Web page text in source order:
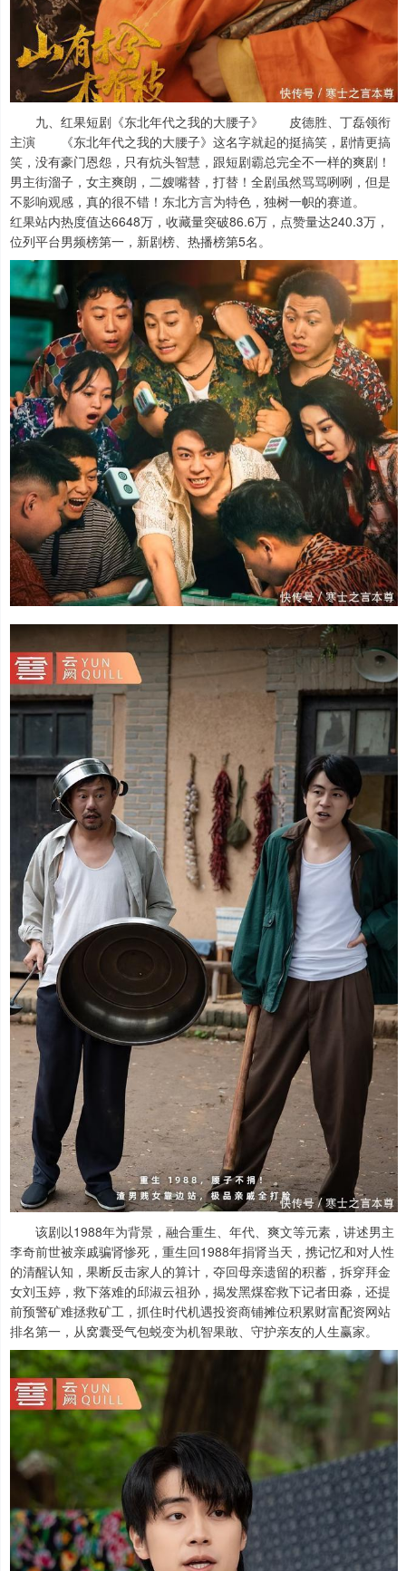
九、红果短剧《东北年代之我的大腰子》 皮德胜、丁磊领衔
主演 《东北年代之我的大腰子》这名字就起的挺搞笑，剧情更搞
笑，没有豪门恩怨，只有炕头智慧，跟短剧霸总完全不一样的爽剧！
男主街溜子，女主爽朗，二嫂嘴替，打替！全剧虽然骂骂咧咧，但是
不影响观感，真的很不错！东北方言为特色，独树一帜的赛道。
红果站内热度值达6648万，收藏量突破86.6万，点赞量达240.3万，
位列平台男频榜第一，新剧榜、热播榜第5名。
该剧以1988年为背景，融合重生、年代、爽文等元素，讲述男主
李奇前世被亲戚骗肾惨死，重生回1988年捐肾当天，携记忆和对人性
的清醒认知，果断反击家人的算计，夺回母亲遗留的积蓄，拆穿拜金
女刘玉婷，救下落难的邱淑云祖孙，揭发黑煤窑救下记者田淼，还提
前预警矿难拯救矿工，抓住时代机遇投资商铺摊位积累财富配资网站
排名第一，从窝囊受气包蜕变为机智果敢、守护亲友的人生赢家。